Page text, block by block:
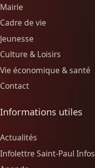
Mairie
Cadre de vie
Jeunesse
Culture & Loisirs
Vie économique & santé
Contact
Informations utiles
Actualités
Infolettre Saint-Paul Infos